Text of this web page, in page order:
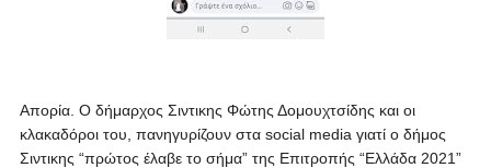
Απορία. Ο δήμαρχος Σιντικης Φώτης Δομουχτσίδης και οι
κλακαδόροι του, πανηγυρίζουν στα social media γιατί ο δήμος
Σιντικης “πρώτος έλαβε το σήμα” της Επιτροπής “Ελλάδα 2021”